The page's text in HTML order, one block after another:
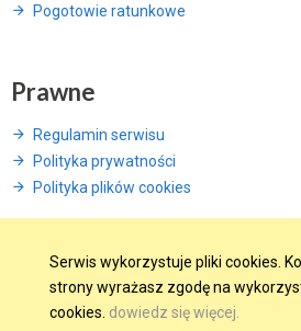
Pogotowie ratunkowe
Prawne
Regulamin serwisu
Polityka prywatności
Polityka plików cookies
© 2015 Wszelkie prawa
WINDWEB -
Serwis wykorzystuje pliki cookies.
strony wyrażasz zgodę na
cookies. dowiedz się więcej.